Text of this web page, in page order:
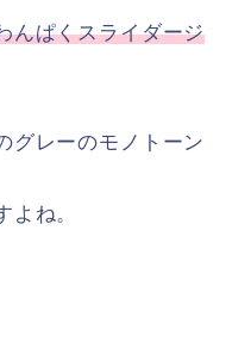
んぱくスライダージ
グレーのモノトーン
よね。